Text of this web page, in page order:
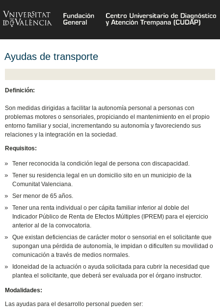
Ayudas de transporte
Definición:
Son medidas dirigidas a facilitar la autonomía personal a personas con
problemas motores o sensoriales, propiciando el mantenimiento en el propio
entorno familiar y social, incrementando su autonomía y favoreciendo sus
relaciones y la integración en la sociedad.
Requisitos:
Tener reconocida la condición legal de persona con discapacidad.
Tener su residencia legal en un domicilio sito en un municipio de la
Comunitat Valenciana.
Ser menor de 65 años.
Tener una renta individual o per cápita familiar inferior al doble del
Indicador Público de Renta de Efectos Múltiples (IPREM) para el ejercicio
anterior al de la convocatoria.
Que existan deficiencias de carácter motor o sensorial en el solicitante que
supongan una pérdida de autonomía, le impidan o dificulten su movilidad o
comunicación a través de medios normales.
Idoneidad de la actuación o ayuda solicitada para cubrir la necesidad que
plantea el solicitante, que deberá ser evaluada por el órgano instructor.
Modalidades:
Las ayudas para el desarrollo personal pueden ser: